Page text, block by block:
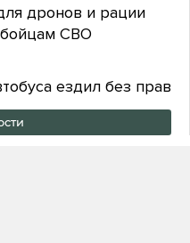
дронов и рации
бойцам СВО
ездил без прав